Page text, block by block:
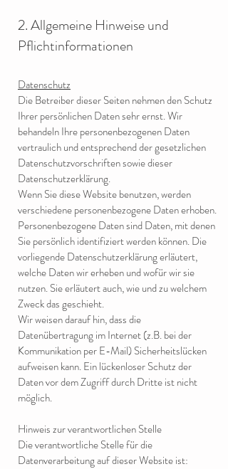
2. Allgemeine Hinweise und
Pflichtinformationen
Datenschutz
Die Betreiber dieser Seiten nehmen den Schutz
Ihrer persönlichen Daten sehr ernst. Wir
behandeln Ihre personenbezogenen Daten
vertraulich und entsprechend der gesetzlichen
Datenschutzvorschriften sowie dieser
Datenschutzerklärung.
Wenn Sie diese Website benutzen, werden
verschiedene personenbezogene Daten erhoben.
Personenbezogene Daten sind Daten, mit denen
Sie persönlich identifiziert werden können. Die
vorliegende Datenschutzerklärung erläutert,
welche Daten wir erheben und wofür wir sie
nutzen. Sie erläutert auch, wie und zu welchem
Zweck das geschieht.
Wir weisen darauf hin, dass die
Datenübertragung im Internet (z.B. bei der
Kommunikation per E-Mail) Sicherheitslücken
aufweisen kann. Ein lückenloser Schutz der
Daten vor dem Zugriff durch Dritte ist nicht
möglich.
Hinweis zur verantwortlichen Stelle
Die verantwortliche Stelle für die
Datenverarbeitung auf dieser Website ist: